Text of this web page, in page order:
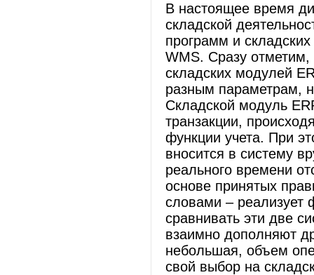
В настоящее время
складской
программ и
WMS. Сразу отметим,
складских модулей
разным параметрам,
Складской модуль
транзакции,
функции учета. При
вносится в систему
реального времени
основе принятых
словами – реализует
сравнивать эти две
взаимно дополняют
небольшая, объем
свой выбор на